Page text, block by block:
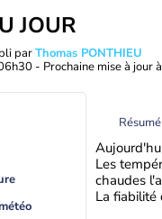
JOUR
parThomas PONTHIEU
- Prochaine mise à jour à
Les
chaudes
La fiabilité